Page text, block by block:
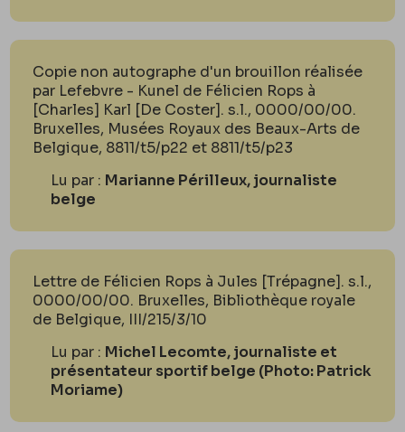
Copie non autographe d'un brouillon réalisée
par Lefebvre - Kunel de Félicien Rops à
[Charles] Karl [De Coster]. s.l., 0000/00/00.
Bruxelles, Musées Royaux des Beaux-Arts de
Belgique, 8811/t5/p22 et 8811/t5/p23
Lu par : Marianne Périlleux, journaliste
belge
Lettre de Félicien Rops à Jules [Trépagne]. s.l.,
0000/00/00. Bruxelles, Bibliothèque royale
de Belgique, III/215/3/10
Lu par : Michel Lecomte, journaliste et
présentateur sportif belge (Photo: Patrick
Moriame)